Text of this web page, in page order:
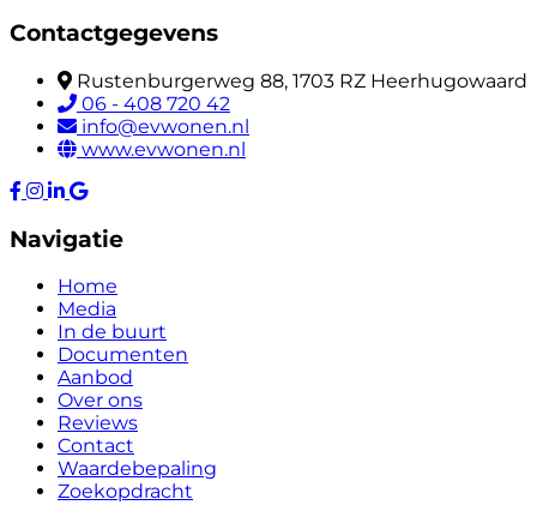
Contactgegevens
Rustenburgerweg 88, 1703 RZ Heerhugowaard
06 - 408 720 42
info@evwonen.nl
www.evwonen.nl
Navigatie
Home
Media
In de buurt
Documenten
Aanbod
Over ons
Reviews
Contact
Waardebepaling
Zoekopdracht